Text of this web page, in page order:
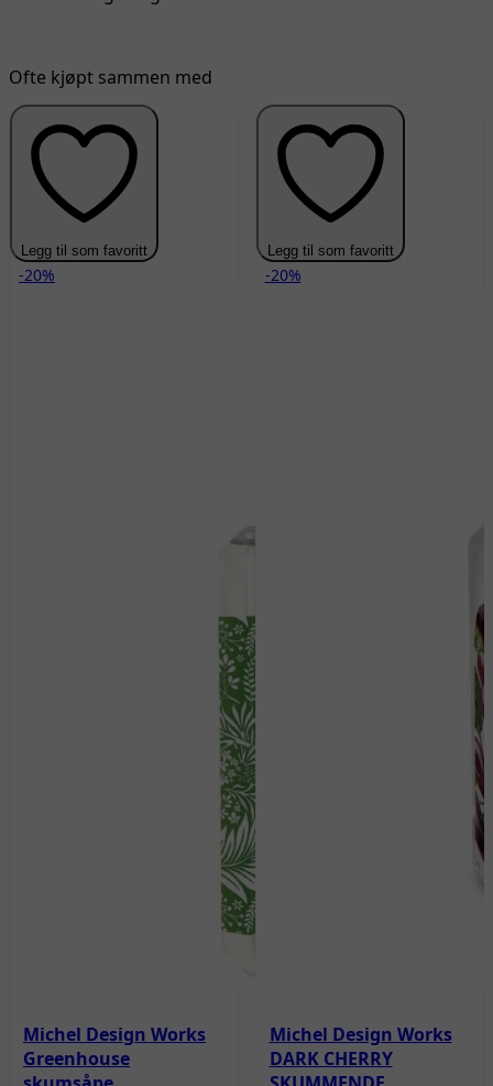
Ofte kjøpt sammen med
Legg til som favoritt
-20%
Michel Design Works
Greenhouse
Legg til som favoritt
-20%
Michel Design Works
DARK CHERRY